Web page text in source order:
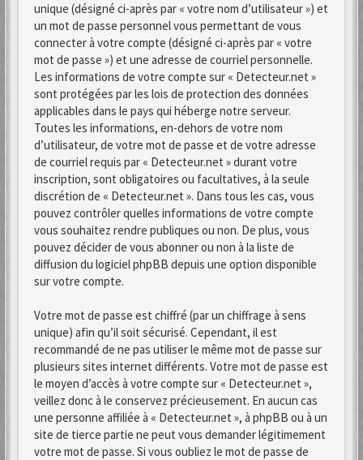
unique (désigné ci-après par « votre nom d’utilisateur ») et
un mot de passe personnel vous permettant de vous
connecter à votre compte (désigné ci-après par « votre
mot de passe ») et une adresse de courriel personnelle.
Les informations de votre compte sur « Detecteur.net »
sont protégées par les lois de protection des données
applicables dans le pays qui héberge notre serveur.
Toutes les informations, en-dehors de votre nom
d’utilisateur, de votre mot de passe et de votre adresse
de courriel requis par « Detecteur.net » durant votre
inscription, sont obligatoires ou facultatives, à la seule
discrétion de « Detecteur.net ». Dans tous les cas, vous
pouvez contrôler quelles informations de votre compte
vous souhaitez rendre publiques ou non. De plus, vous
pouvez décider de vous abonner ou non à la liste de
diffusion du logiciel phpBB depuis une option disponible
sur votre compte.
Votre mot de passe est chiffré (par un chiffrage à sens
unique) afin qu’il soit sécurisé. Cependant, il est
recommandé de ne pas utiliser le même mot de passe sur
plusieurs sites internet différents. Votre mot de passe est
le moyen d’accès à votre compte sur « Detecteur.net »,
veillez donc à le conservez précieusement. En aucun cas
une personne affiliée à « Detecteur.net », à phpBB ou à un
site de tierce partie ne peut vous demander légitimement
votre mot de passe. Si vous oubliez le mot de passe de